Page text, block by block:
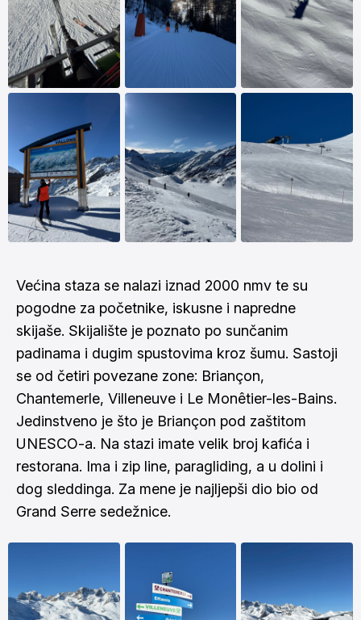
Većina staza se nalazi iznad 2000 nmv te su
pogodne za početnike, iskusne i napredne
skijaše. Skijalište je poznato po sunčanim
padinama i dugim spustovima kroz šumu. Sastoji
se od četiri povezane zone: Briançon,
Chantemerle, Villeneuve i Le Monêtier-les-Bains.
Jedinstveno je što je Briançon pod zaštitom
UNESCO-a. Na stazi imate velik broj kafića i
restorana. Ima i zip line, paragliding, a u dolini i
dog sleddinga. Za mene je najljepši dio bio od
Grand Serre sedežnice.